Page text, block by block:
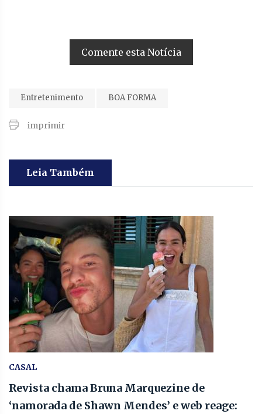
Comente esta Notícia
Entretenimento BOA FORMA
imprimir
Leia Também
CASAL
Revista chama Bruna Marquezine de
‘namorada de Shawn Mendes’ e web reage: